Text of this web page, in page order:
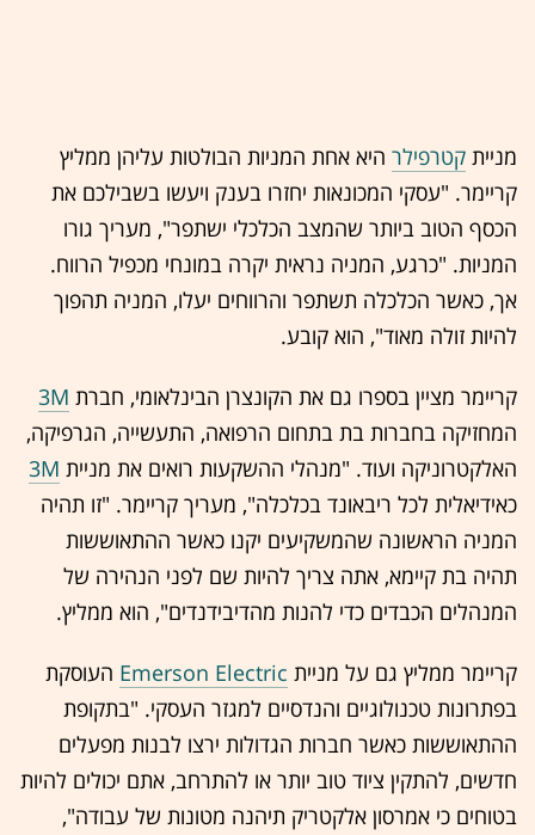
מניית קטרפילר היא אחת המניות הבולטות עליהן ממליץ
קריימר. "עסקי המכונאות יחזרו בענק ויעשו בשבילכם את
הכסף הטוב ביותר שהמצב הכלכלי ישתפר", מעריך גורו
המניות. "כרגע, המניה נראית יקרה במונחי מכפיל הרווח.
אך, כאשר הכלכלה תשתפר והרווחים יעלו, המניה תהפוך
להיות זולה מאוד", הוא קובע.
קריימר מציין בספרו גם את הקונצרן הבינלאומי, חברת 3M
המחזיקה בחברות בת בתחום הרפואה, התעשייה, הגרפיקה,
האלקטרוניקה ועוד. "מנהלי ההשקעות רואים את מניית 3M
כאידיאלית לכל ריבאונד בכלכלה", מעריך קריימר. "זו תהיה
המניה הראשונה שהמשקיעים יקנו כאשר ההתאוששות
תהיה בת קיימא, אתה צריך להיות שם לפני הנהירה של
המנהלים הכבדים כדי להנות מהדיבידנדים", הוא ממליץ.
קריימר ממליץ גם על מניית Emerson Electric העוסקת
בפתרונות טכנולוגיים והנדסיים למגזר העסקי. "בתקופת
ההתאוששות כאשר חברות הגדולות ירצו לבנות מפעלים
חדשים, להתקין ציוד טוב יותר או להתרחב, אתם יכולים להיות
בטוחים כי אמרסון אלקטריק תיהנה מטונות של עבודה",